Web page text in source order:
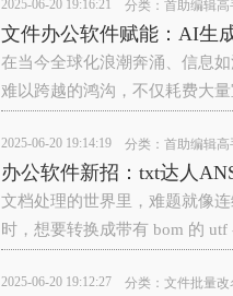
2025-06-20 19:16:21 分类： 首助编辑高
文件办公软件赋能：AI生
在当今全球化浪潮奔涌、信息
难以跨越的鸿沟，不仅耗费大
2025-06-20 19:14:19 分类： 首助编辑高
办公软件新招：txt达人
文档处理的世界里，难题就像
时，想要转换成带有 bom 的
2025-06-20 19:12:27 分类： 文件批量改